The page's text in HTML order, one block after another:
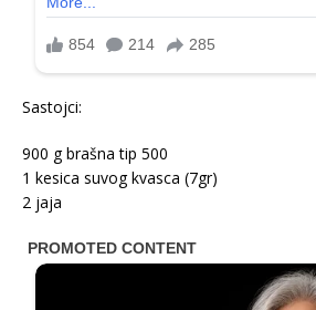
Sastojci:
900 g brašna tip 500
1 kesica suvog kvasca (7gr)
2 jaja